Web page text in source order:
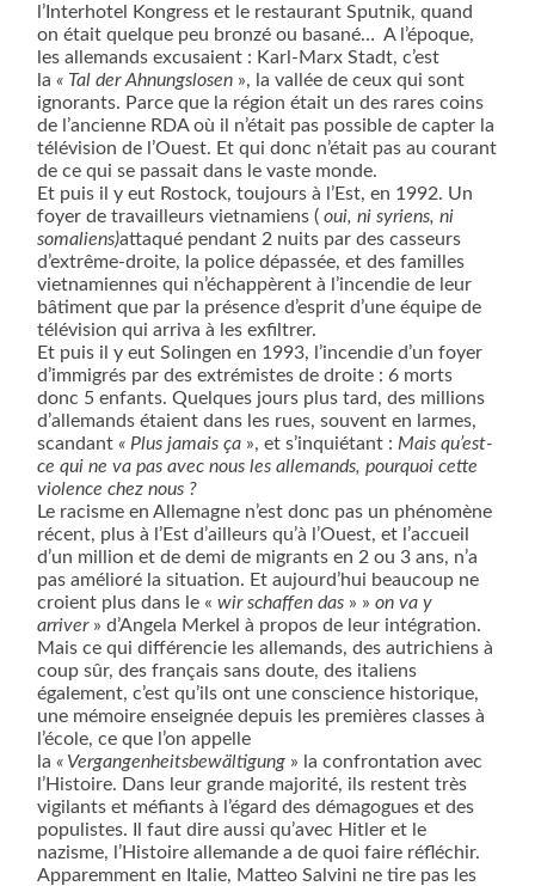
l’Interhotel Kongress et le restaurant Sputnik, quand
on était quelque peu bronzé ou basané… A l’époque,
les allemands excusaient : Karl-Marx Stadt, c’est
la« Tal der Ahnungslosen », la vallée de ceux qui sont
ignorants. Parce que la région était un des rares coins
de l’ancienne RDA où il n’était pas possible de capter la
télévision de l’Ouest. Et qui donc n’était pas au courant
de ce qui se passait dans le vaste monde.
Et puis il y eut Rostock, toujours à l’Est, en 1992. Un
foyer de travailleurs vietnamiens (oui, ni syriens, ni
somaliens)attaqué pendant 2 nuits par des casseurs
d’extrême-droite, la police dépassée, et des familles
vietnamiennes qui n’échappèrent à l’incendie de leur
bâtiment que par la présence d’esprit d’une équipe de
télévision qui arriva à les exfiltrer.
Et puis il y eut Solingen en 1993, l’incendie d’un foyer
d’immigrés par des extrémistes de droite : 6 morts
donc 5 enfants. Quelques jours plus tard, des millions
d’allemands étaient dans les rues, souvent en larmes,
scandant« Plus jamais ça », et s’inquiétant : Mais qu’est-
ce qui ne va pas avec nous les allemands, pourquoi cette
violence chez nous ?
Le racisme en Allemagne n’est donc pas un phénomène
récent, plus à l’Est d’ailleurs qu’à l’Ouest, et l’accueil
d’un million et de demi de migrants en 2 ou 3 ans, n’a
pas amélioré la situation. Et aujourd’hui beaucoup ne
croient plus dans le «wir schaffen das » »on va y
arriver » d’Angela Merkel à propos de leur intégration.
Mais ce qui différencie les allemands, des autrichiens à
coup sûr, des français sans doute, des italiens
également, c’est qu’ils ont une conscience historique,
une mémoire enseignée depuis les premières classes à
l’école, ce que l’on appelle
la« Vergangenheitsbewältigung » la confrontation avec
l’Histoire. Dans leur grande majorité, ils restent très
vigilants et méfiants à l’égard des démagogues et des
populistes. Il faut dire aussi qu’avec Hitler et le
nazisme, l’Histoire allemande a de quoi faire réfléchir.
Apparemment en Italie, Matteo Salvini ne tire pas les